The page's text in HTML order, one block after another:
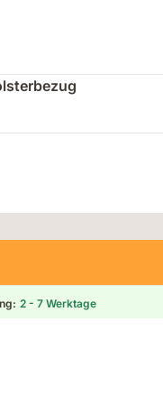
: 2 - 7 Werktage